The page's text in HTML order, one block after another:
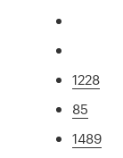
1228
85
1489